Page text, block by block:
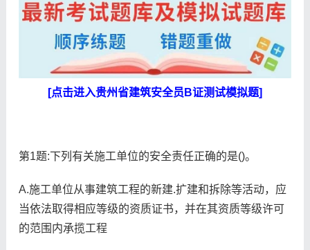
[点击进入贵州省建筑安全员B证测试模拟题]
第1题:下列有关施工单位的安全责任正确的是()。
A.施工单位从事建筑工程的新建.扩建和拆除等活动，应
当依法取得相应等级的资质证书，并在其资质等级许可
的范围内承揽工程